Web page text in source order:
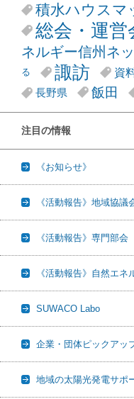
積水ハウスマ
総会・運営
ネルギー信州ネ
る
諏訪 資
長野県 飯田
注目の情報
《お知らせ》
《活動報告》地域協議
《活動報告》専門部会
《活動報告》自然エネ
SUWACO Labo
企業・団体ピックアッ
地域の太陽光発電サポ